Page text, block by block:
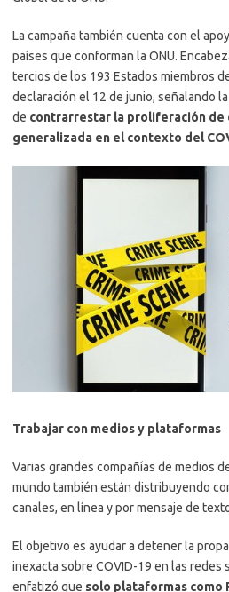
La campaña también cuenta con el
países que conforman la ONU.
tercios de los 193 Estados miembros
declaración el 12 de junio, señalando
de contrarrestar la proliferación de
generalizada en el contexto del
Trabajar con medios y plataformas
Varias grandes compañías de medios
mundo también están distribuyendo
canales, en línea y por mensaje de
El objetivo es ayudar a detener la
inexacta sobre COVID-19 en las redes
enfatizó que solo plataformas como